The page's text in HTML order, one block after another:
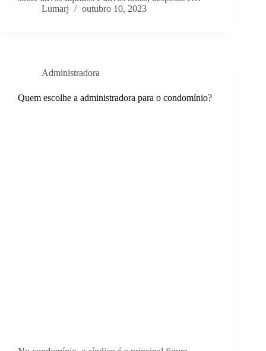
Lumarj
outubro 10, 2023
Administradora
Quem escolhe a administradora para o condomínio?